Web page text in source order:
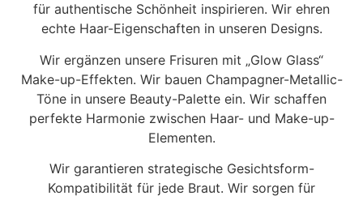
für authentische Schönheit inspirieren. Wir ehren
echte Haar-Eigenschaften in unseren Designs.
Wir ergänzen unsere Frisuren mit „Glow Glass“
Make-up-Effekten. Wir bauen Champagner-Metallic-
Töne in unsere Beauty-Palette ein. Wir schaffen
perfekte Harmonie zwischen Haar- und Make-up-
Elementen.
Wir garantieren strategische Gesichtsform-
Kompatibilität für jede Braut. Wir sorgen für